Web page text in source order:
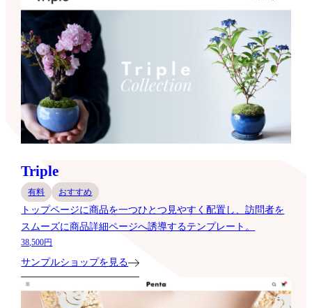
Triple
有料 おすすめ
トップページに商品を一つひとつ見やすく配置し、訪問者を
スムーズに商品詳細ページへ誘導するテンプレート。
38,500円
サンプルショップを見る